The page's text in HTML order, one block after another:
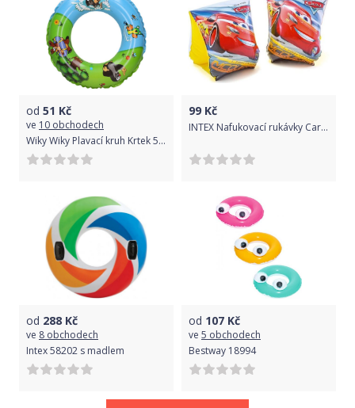
od 51 Kč
ve 10 obchodech
Wiky Wiky Plavací kruh Krtek 50 cm
99 Kč
INTEX Nafukovací rukávky Cars 23cm
od 288 Kč
ve 8 obchodech
Intex 58202 s madlem
od 107 Kč
ve 5 obchodech
Bestway 18994